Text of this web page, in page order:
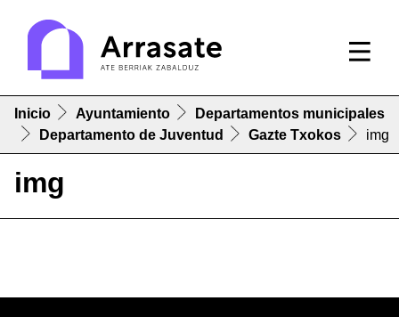
Inicio Ayuntamiento
Departamentos municipales
Departamento de Juventud
Gazte Txokos img
img